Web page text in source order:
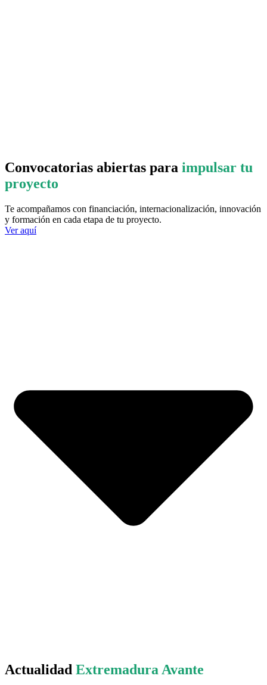
Convocatorias abiertas para impulsar tu
proyecto
Te acompañamos con financiación, internacionalización, innovación
y formación en cada etapa de tu proyecto.
Ver aquí
Actualidad Extremadura Avante